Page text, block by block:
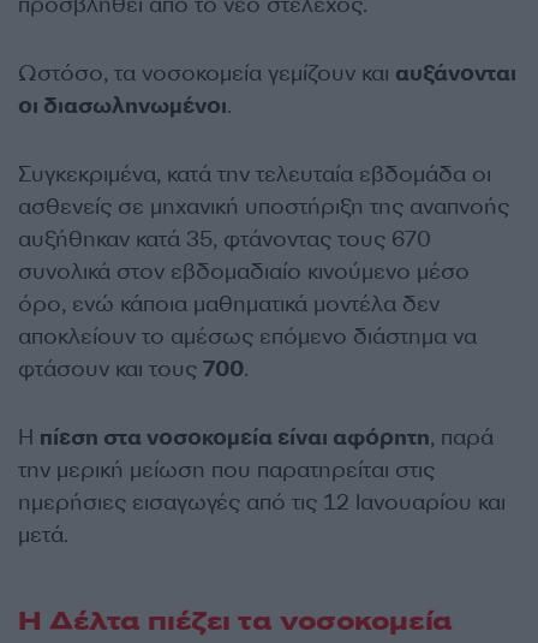
Ωστόσο, τα νοσοκομεία γεμίζουν και αυξάνονται
οι διασωληνωμένοι.
Συγκεκριμένα, κατά την τελευταία εβδομάδα οι
ασθενείς σε μηχανική υποστήριξη της αναπνοής
αυξήθηκαν κατά 35, φτάνοντας τους 670
συνολικά στον εβδομαδιαίο κινούμενο μέσο
όρο, ενώ κάποια μαθηματικά μοντέλα δεν
αποκλείουν το αμέσως επόμενο διάστημα να
φτάσουν και τους 700.
Η πίεση στα νοσοκομεία είναι αφόρητη, παρά
την μερική μείωση που παρατηρείται στις
ημερήσιες εισαγωγές από τις 12 Ιανουαρίου και
μετά.
Η Δέλτα πιέζει τα νοσοκομεία